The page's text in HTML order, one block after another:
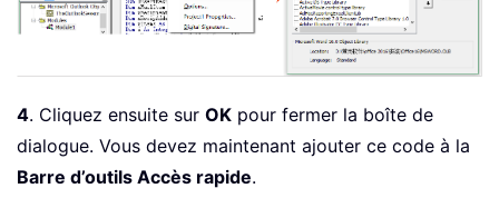
4. Cliquez ensuite sur OK pour fermer la boîte de
dialogue. Vous devez maintenant ajouter ce code à la
Barre d’outils Accès rapide.